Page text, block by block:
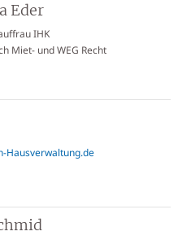
Eder
IHK
Miet- und WEG Recht
Hausverwaltung.de